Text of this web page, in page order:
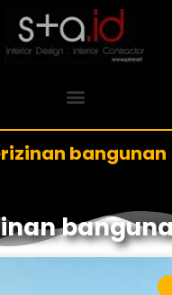
bangunan